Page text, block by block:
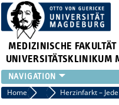
MEDIZINISCHE FAKULTÄT
UNIVERSITÄTSKLINIKUM
INSTITUTE
Home Ratgeber Gesundheit
Herzinfarkt –